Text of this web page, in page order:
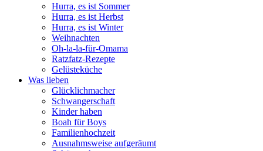
Hurra, es ist Sommer
Hurra, es ist Herbst
Hurra, es ist Winter
Weihnachten
Oh-la-la-für-Omama
Ratzfatz-Rezepte
Gelüsteküche
Was lieben
Glücklichmacher
Schwangerschaft
Kinder haben
Boah für Boys
Familienhochzeit
Ausnahmsweise aufgeräumt